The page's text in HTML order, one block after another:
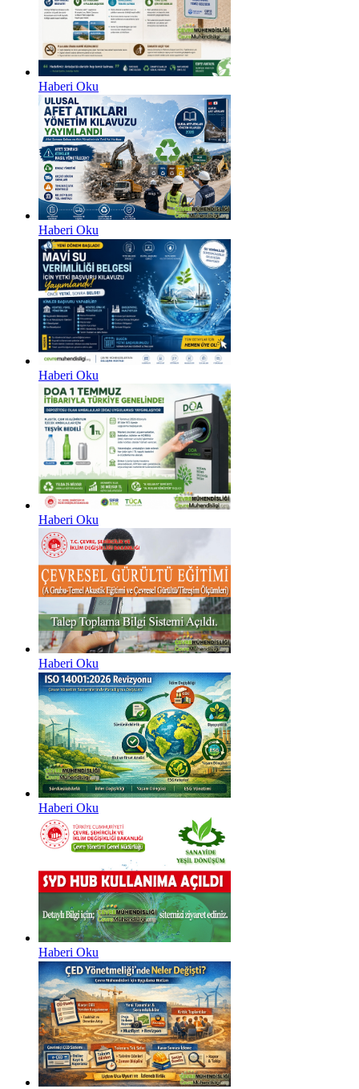
Haberi Oku
Haberi Oku
Haberi Oku
Haberi Oku
Haberi Oku
Haberi Oku
Haberi Oku